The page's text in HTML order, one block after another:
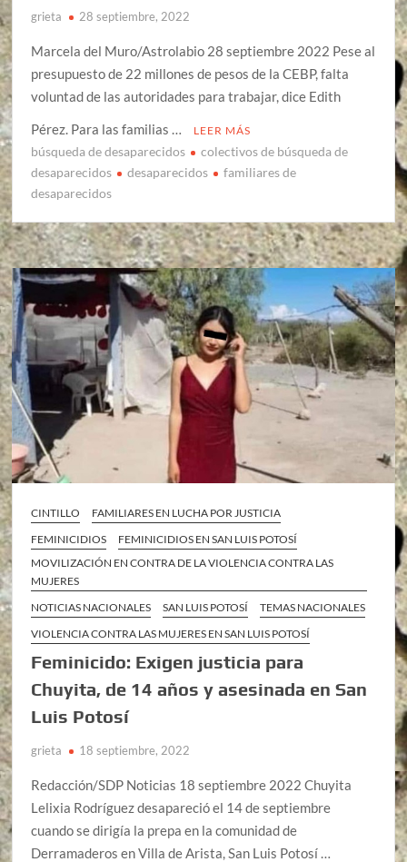
grieta 28 septiembre, 2022
Marcela del Muro/Astrolabio 28 septiembre 2022 Pese al
presupuesto de 22 millones de pesos de la CEBP, falta
voluntad de las autoridades para trabajar, dice Edith
Pérez. Para las familias …
LEER MÁS
búsqueda de desaparecidos
colectivos de búsqueda de
desaparecidos
desaparecidos
familiares de
desaparecidos
CINTILLO
FAMILIARES EN LUCHA POR JUSTICIA
FEMINICIDIOS
FEMINICIDIOS EN SAN LUIS POTOSÍ
MOVILIZACIÓN EN CONTRA DE LA VIOLENCIA CONTRA LAS
MUJERES
NOTICIAS NACIONALES
SAN LUIS POTOSÍ
TEMAS NACIONALES
VIOLENCIA CONTRA LAS MUJERES EN SAN LUIS POTOSÍ
Feminicido: Exigen justicia para
Chuyita, de 14 años y asesinada en San
Luis Potosí
grieta 18 septiembre, 2022
Redacción/SDP Noticias 18 septiembre 2022 Chuyita
Lelixia Rodríguez desapareció el 14 de septiembre
cuando se dirigía la prepa en la comunidad de
Derramaderos en Villa de Arista, San Luis Potosí …